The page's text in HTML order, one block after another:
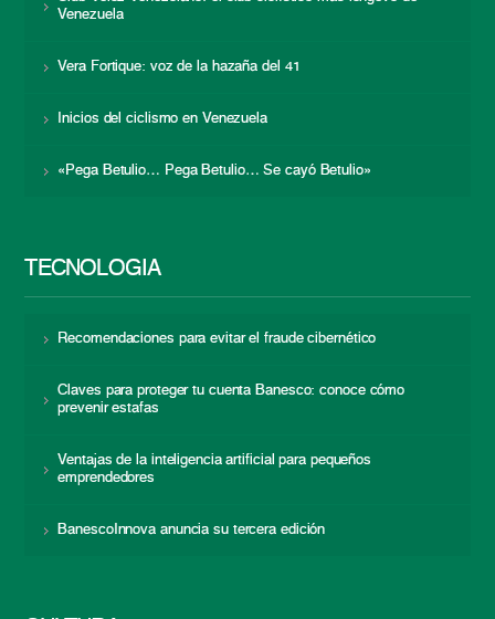
Venezuela
Vera Fortique: voz de la hazaña del 41
Inicios del ciclismo en Venezuela
«Pega Betulio… Pega Betulio… Se cayó Betulio»
TECNOLOGÍA
Recomendaciones para evitar el fraude cibernético
Claves para proteger tu cuenta Banesco: conoce cómo
prevenir estafas
Ventajas de la inteligencia artificial para pequeños
emprendedores
BanescoInnova anuncia su tercera edición